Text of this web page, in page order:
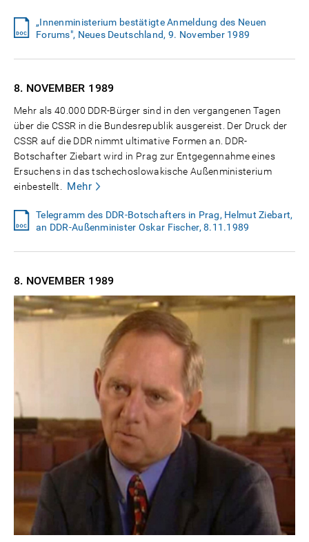
„Innenministerium bestätigte Anmeldung des Neuen
Forums", Neues Deutschland, 9. November 1989
8. NOVEMBER 1989
Mehr als 40.000 DDR-Bürger sind in den vergangenen Tagen
über die CSSR in die Bundesrepublik ausgereist. Der Druck der
CSSR auf die DDR nimmt ultimative Formen an. DDR-
Botschafter Ziebart wird in Prag zur Entgegennahme eines
Ersuchens in das tschechoslowakische Außenministerium
einbestellt.
Mehr
Telegramm des DDR-Botschafters in Prag, Helmut Ziebart,
an DDR-Außenminister Oskar Fischer, 8.11.1989
8. NOVEMBER 1989